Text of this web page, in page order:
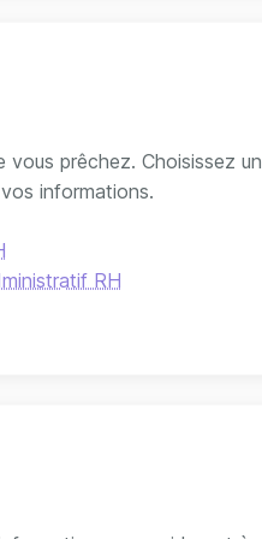
vous prêchez. Choisissez un
informations.
RH